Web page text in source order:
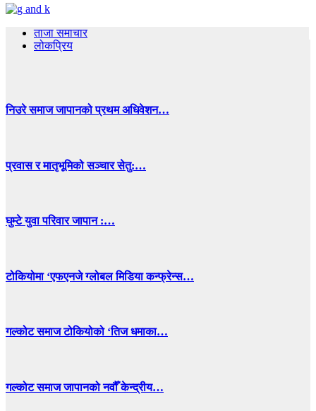
ताजा समाचार
लोकप्रिय
निउरे समाज जापानको प्रथम अधिवेशन…
प्रवास र मातृभूमिको सञ्चार सेतु:…
घुम्टे युवा परिवार जापान :…
टोकियोमा ‘एफएनजे ग्लोबल मिडिया कन्फ्रेन्स…
गल्कोट समाज टोकियोको ‘तिज धमाका…
गल्कोट समाज जापानको नवौँ केन्द्रीय…